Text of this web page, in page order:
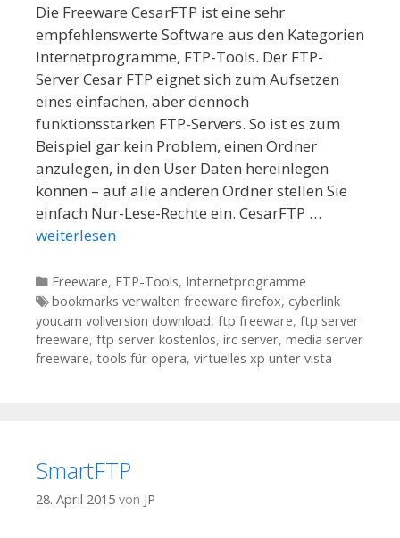
Die Freeware CesarFTP ist eine sehr
empfehlenswerte Software aus den Kategorien
Internetprogramme, FTP-Tools. Der FTP-
Server Cesar FTP eignet sich zum Aufsetzen
eines einfachen, aber dennoch
funktionsstarken FTP-Servers. So ist es zum
Beispiel gar kein Problem, einen Ordner
anzulegen, in den User Daten hereinlegen
können – auf alle anderen Ordner stellen Sie
einfach Nur-Lese-Rechte ein. CesarFTP …
weiterlesen
Kategorien
Freeware, FTP-Tools, Internetprogramme
Tags
bookmarks verwalten freeware firefox, cyberlink
youcam vollversion download, ftp freeware, ftp server
freeware, ftp server kostenlos, irc server, media server
freeware, tools für opera, virtuelles xp unter vista
SmartFTP
28. April 2015 von JP